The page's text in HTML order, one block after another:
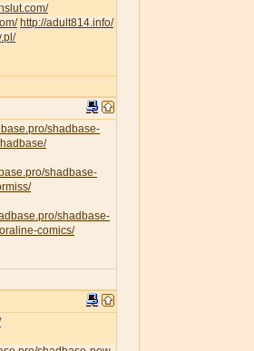
http://adult814.info/
shadbase-
shadbase-
shadbase-
comics/